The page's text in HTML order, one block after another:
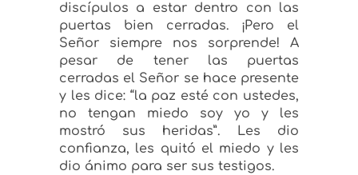
discípulos a estar dentro con las
puertas bien cerradas. ¡Pero el
Señor siempre nos sorprende! A
pesar de tener las puertas
cerradas el Señor se hace presente
y les dice: “la paz esté con ustedes,
no tengan miedo soy yo y les
mostró sus heridas”. Les dio
confianza, les quitó el miedo y les
dio ánimo para ser sus testigos.